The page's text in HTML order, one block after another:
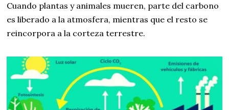
Cuando plantas y animales mueren, parte del carbono
es liberado a la atmosfera, mientras que el resto se
reincorpora a la corteza terrestre.